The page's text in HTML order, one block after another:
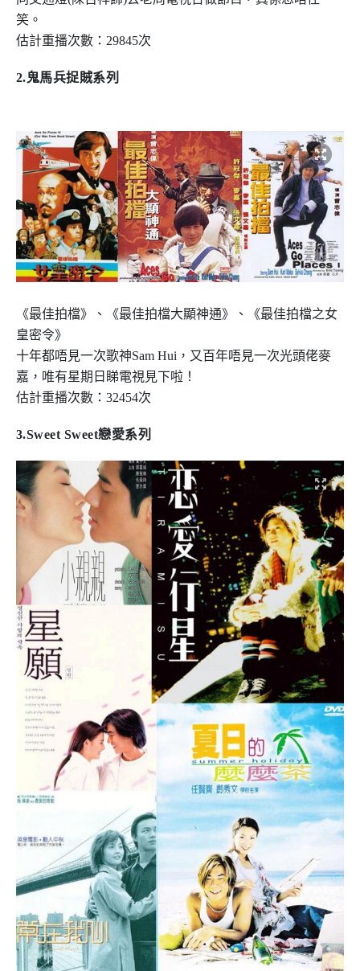
笑。
估計重播次數： 29845次
2.鬼馬兵捉賊系列
《最佳拍檔》、《最佳拍檔大顯神通》、《最佳拍檔之女
皇密令》
十年都唔見一次歌神Sam Hui ，又百年唔見一次光頭佬麥
嘉，唯有星期日睇電視見下啦！
估計重播次數： 32454次
3.Sweet Sweet戀愛系列